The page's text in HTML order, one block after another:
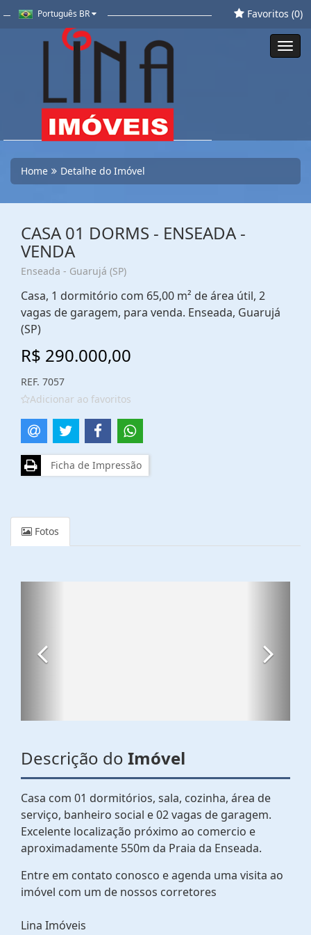
Português BR Favoritos (0)
Home Detalhe do Imóvel
CASA 01 DORMS - ENSEADA -
VENDA
Enseada - Guarujá (SP)
Casa, 1 dormitório com 65,00 m² de área útil, 2
vagas de garagem, para venda. Enseada, Guarujá
(SP)
R$ 290.000,00
REF. 7057
Adicionar ao favoritos
Ficha de Impressão
Fotos
Descrição do Imóvel
Casa com 01 dormitórios, sala, cozinha, área de
serviço, banheiro social e 02 vagas de garagem.
Excelente localização próximo ao comercio e
aproximadamente 550m da Praia da Enseada.
Entre em contato conosco e agenda uma visita ao
imóvel com um de nossos corretores
Lina Imóveis